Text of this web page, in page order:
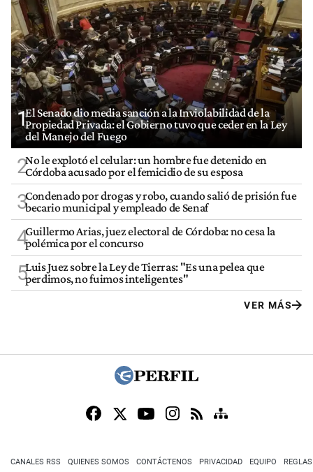
1El Senado dio media sanción a la Inviolabilidad de la
Propiedad Privada: el Gobierno tuvo que ceder en la Ley
del Manejo del Fuego
2No le explotó el celular: un hombre fue detenido en
Córdoba acusado por el femicidio de su esposa
3Condenado por drogas y robo, cuando salió de prisión fue
becario municipal y empleado de Senaf
4Guillermo Arias, juez electoral de Córdoba: no cesa la
polémica por el concurso
5Luis Juez sobre la Ley de Tierras: "Es una pelea que
perdimos, no fuimos inteligentes"
VER MÁS
CANALES RSS QUIENES SOMOS CONTÁCTENOS PRIVACIDAD EQUIPO